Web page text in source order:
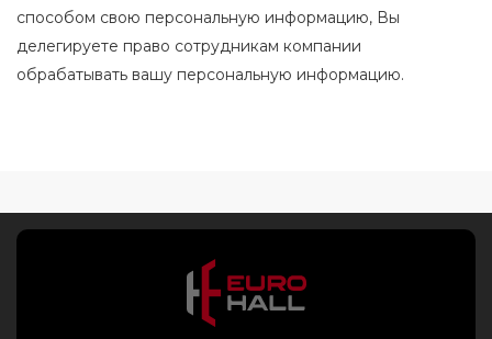
способом свою персональную информацию, Вы
делегируете право сотрудникам компании
обрабатывать вашу персональную информацию.